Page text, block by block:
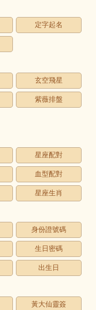
定字起名
玄空飛星
紫薇排盤
星座配對
血型配對
星座生肖
身份證號碼
生日密碼
出生日
黃大仙靈簽